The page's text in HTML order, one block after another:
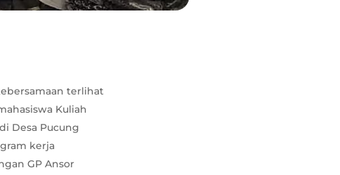
terlihat
Kuliah
Desa Pucung
kerja
GP Ansor